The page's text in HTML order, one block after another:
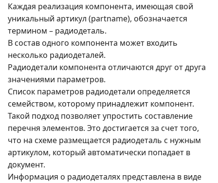
Каждая реализация компонента, имеющая свой
уникальный артикул (partname), обозначается
термином – радиодеталь.
В состав одного компонента может входить
несколько радиодеталей.
Радиодетали компонента отличаются друг от друга
значениями параметров.
Список параметров радиодетали определяется
семейством, которому принадлежит компонент.
Такой подход позволяет упростить составление
перечня элементов. Это достигается за счет того,
что на схеме размещается радиодеталь с нужным
артикулом, который автоматически попадает в
документ.
Информация о радиодеталях представлена в виде